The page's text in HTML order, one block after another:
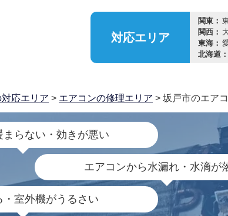
対応エリア
関東：
関西：
東海：
北海道：
応エリア > エアコンの修理エリア > 坂戸市のエア
らない・効きが悪い
エアコンから水漏れ・水滴が
・室外機がうるさい